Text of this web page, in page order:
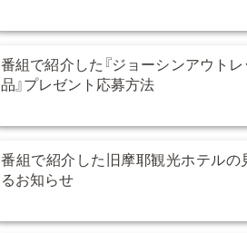
番組で紹介した『ジョーシンアウト
品』プレゼント応募方法
番組で紹介した旧摩耶観光ホテルの
るお知らせ